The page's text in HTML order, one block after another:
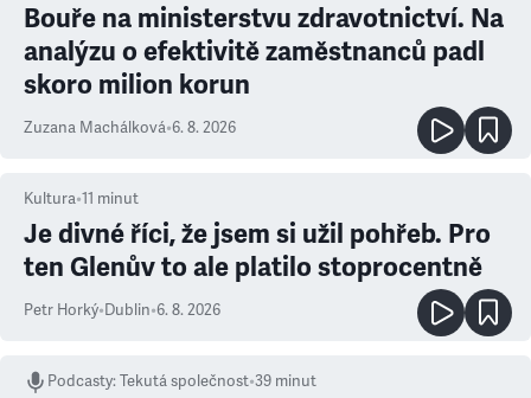
Bouře na ministerstvu zdravotnictví. Na
analýzu o efektivitě zaměstnanců padl
skoro milion korun
Zuzana Machálková•6. 8. 2026
Kultura•11 minut
Je divné říci, že jsem si užil pohřeb. Pro
ten Glenův to ale platilo stoprocentně
Petr Horký•Dublin•6. 8. 2026
Podcasty:Tekutá společnost•39 minut